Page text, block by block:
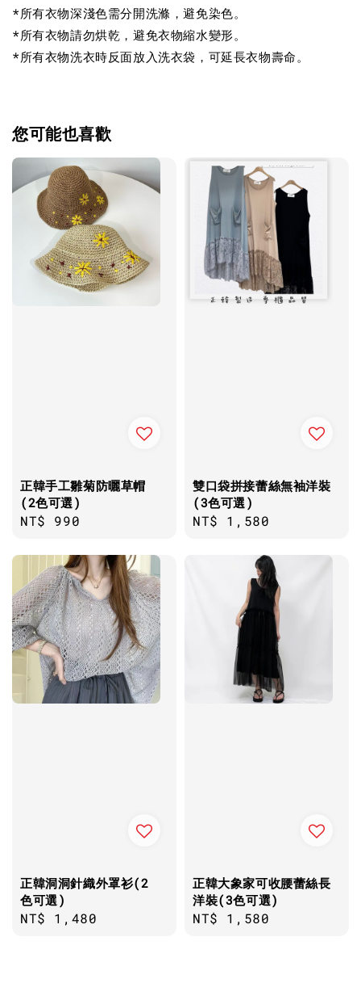
*所有衣物深淺色需分開洗滌，避免染色。
*所有衣物請勿烘乾，避免衣物縮水變形。
*所有衣物洗衣時反面放入洗衣袋，可延長衣物壽命。
您可能也喜歡
正韓手工雛菊防曬草帽
(2色可選)
Regular
NT$ 990
雙口袋拼接蕾絲無袖洋裝
(3色可選)
Regular
NT$ 1,580
正韓洞洞針織外罩衫(2
色可選)
Regular
NT$ 1,480
正韓大象家可收腰蕾絲長
洋裝(3色可選)
Regular
NT$ 1,580